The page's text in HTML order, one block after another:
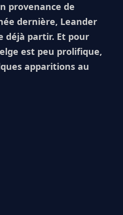
provenance de
dernière, Leander
déjà partir. Et pour
est peu prolifique,
apparitions au